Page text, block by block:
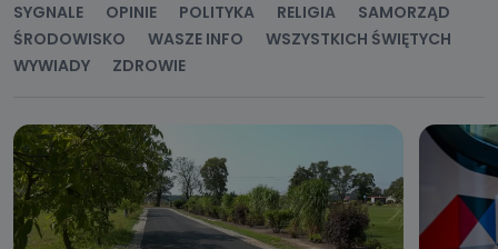
SYGNALE
OPINIE POLITYKA RELIGIA
SAMORZĄD
ŚRODOWISKO
WASZE INFO
WSZYSTKICH ŚWIĘTYCH
WYWIADY
ZDROWIE